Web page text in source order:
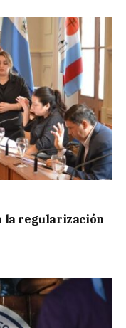
la regularización